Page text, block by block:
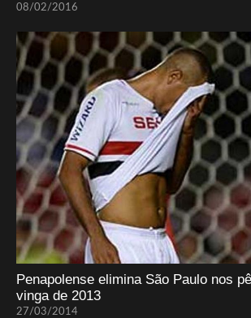
08/02/2016
Penapolense elimina São Paulo nos
vinga de 2013
27/03/2014